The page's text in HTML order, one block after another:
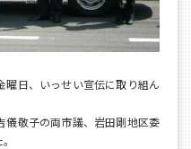
日、いっせい宣伝に取り組ん
敬子の両市議、岩田剛地区委